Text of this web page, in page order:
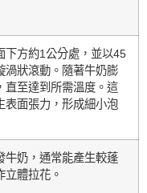
下方約1公分處，並以45
渦狀滾動。隨著牛奶膨
直至達到所需溫度。這
表面張力，形成細小泡
牛奶，通常能產生較蓬
立體拉花。